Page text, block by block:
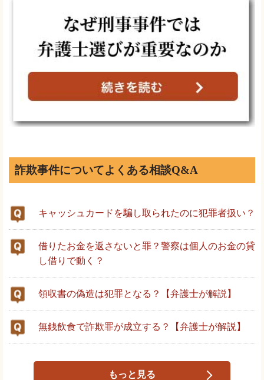
詐欺事件についてよくある相談Q&A
キャッシュカードを騙し取られたのに犯罪者扱い？
借りたお金を返さないと罪？警察は個人のお金の貸
し借りで動く？
領収書の偽造は犯罪となる？【弁護士が解説】
無銭飲食で詐欺罪が成立する？【弁護士が解説】
もっと見る